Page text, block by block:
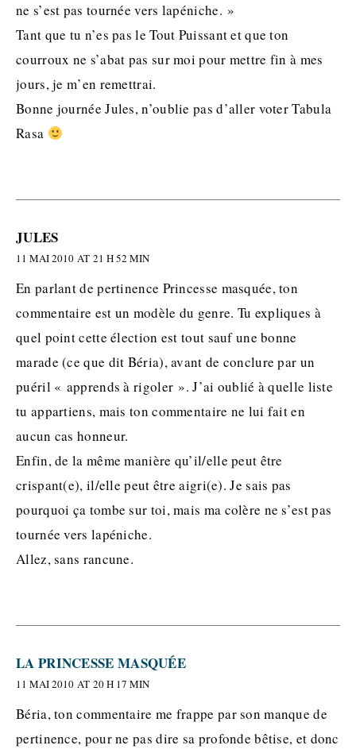
ne s’est pas tournée vers lapéniche. »
Tant que tu n’es pas le Tout Puissant et que ton
courroux ne s’abat pas sur moi pour mettre fin à mes
jours, je m’en remettrai.
Bonne journée Jules, n’oublie pas d’aller voter Tabula
Rasa
JULES
11 MAI 2010 AT 21 H 52 MIN
En parlant de pertinence Princesse masquée, ton
commentaire est un modèle du genre. Tu expliques à
quel point cette élection est tout sauf une bonne
marade (ce que dit Béria), avant de conclure par un
puéril « apprends à rigoler ». J’ai oublié à quelle liste
tu appartiens, mais ton commentaire ne lui fait en
aucun cas honneur.
Enfin, de la même manière qu’il/elle peut être
crispant(e), il/elle peut être aigri(e). Je sais pas
pourquoi ça tombe sur toi, mais ma colère ne s’est pas
tournée vers lapéniche.
Allez, sans rancune.
LA PRINCESSE MASQUÉE
11 MAI 2010 AT 20 H 17 MIN
Béria, ton commentaire me frappe par son manque de
pertinence, pour ne pas dire sa profonde bêtise, et donc